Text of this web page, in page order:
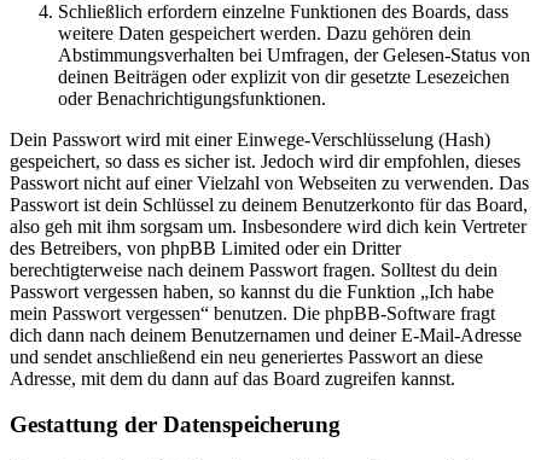
Schließlich erfordern einzelne Funktionen des Boards, dass
weitere Daten gespeichert werden. Dazu gehören dein
Abstimmungsverhalten bei Umfragen, der Gelesen-Status von
deinen Beiträgen oder explizit von dir gesetzte Lesezeichen
oder Benachrichtigungsfunktionen.
Dein Passwort wird mit einer Einwege-Verschlüsselung (Hash)
gespeichert, so dass es sicher ist. Jedoch wird dir empfohlen, dieses
Passwort nicht auf einer Vielzahl von Webseiten zu verwenden. Das
Passwort ist dein Schlüssel zu deinem Benutzerkonto für das Board,
also geh mit ihm sorgsam um. Insbesondere wird dich kein Vertreter
des Betreibers, von phpBB Limited oder ein Dritter
berechtigterweise nach deinem Passwort fragen. Solltest du dein
Passwort vergessen haben, so kannst du die Funktion „Ich habe
mein Passwort vergessen“ benutzen. Die phpBB-Software fragt
dich dann nach deinem Benutzernamen und deiner E-Mail-Adresse
und sendet anschließend ein neu generiertes Passwort an diese
Adresse, mit dem du dann auf das Board zugreifen kannst.
Gestattung der Datenspeicherung